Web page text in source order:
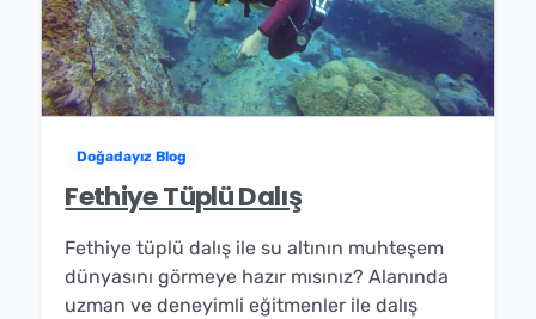
Doğadayız Blog
Fethiye Tüplü Dalış
Fethiye tüplü dalış ile su altının muhteşem
dünyasını görmeye hazır mısınız? Alanında
uzman ve deneyimli eğitmenler ile dalış